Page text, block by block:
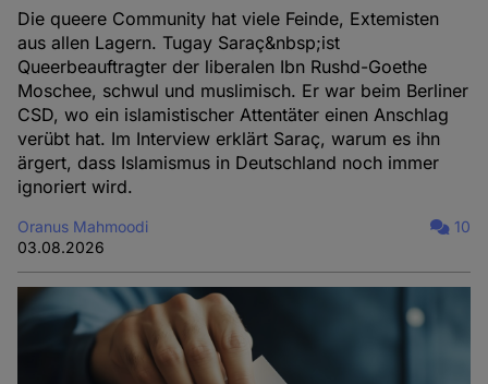
Die queere Community hat viele Feinde, Extemisten
aus allen Lagern. Tugay Saraç&nbsp;ist
Queerbeauftragter der liberalen Ibn Rushd-Goethe
Moschee, schwul und muslimisch. Er war beim Berliner
CSD, wo ein islamistischer Attentäter einen Anschlag
verübt hat. Im Interview erklärt Saraç, warum es ihn
ärgert, dass Islamismus in Deutschland noch immer
ignoriert wird.
Oranus Mahmoodi
03.08.2026
10